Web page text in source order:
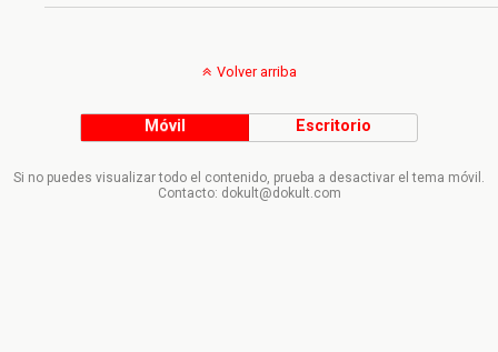
Volver arriba
Móvil Escritorio
Si no puedes visualizar todo el contenido, prueba a desactivar el tema móvil.
Contacto: dokult@dokult.com